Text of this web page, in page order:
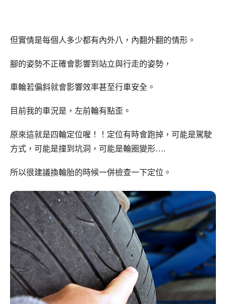
但實情是每個人多少都有內外八，內翻外翻的情形。
腳的姿勢不正確會影響到站立與行走的姿勢，
車輪若偏斜就會影響效率甚至行車安全。
目前我的車況是，左前輪有點歪。
原來這就是四輪定位喔！！定位有時會跑掉，可能是駕駛
方式，可能是撞到坑洞，可能是輪圈變形….
所以很建議換輪胎的時候一併檢查一下定位。